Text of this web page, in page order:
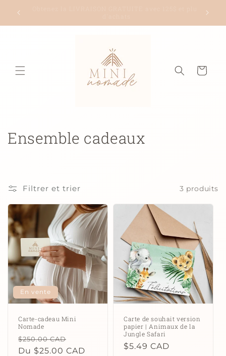
passer
Panier
C
l
e
c
t
i
o
Ensemble cadeaux
Filtrer et trier 3 produits
En vente
Carte-cadeau Mini
Nomade
Prix
habituel
$250.00 CAD
promotionnel
Du $25.00 CAD
Carte de souhait version
papier | Animaux de la
Jungle Safari
Prix
$5.49 CAD